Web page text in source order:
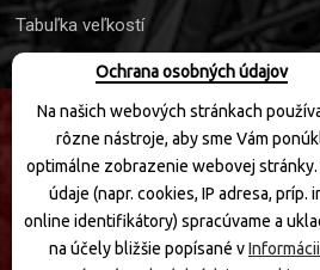
Ochrana osobných údajov
Na našich webových stránkach
rôzne nástroje, aby sme Vám
optimálne zobrazenie webovej stránky.
údaje (napr. cookies, IP adresa, príp.
online identifikátory) spracúvame a
na účely bližšie popísané v
Tabuľka veľkostí
SLEDUJTE NÁS